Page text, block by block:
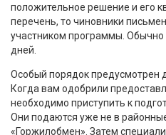
положительное решение и его
перечень, то чиновники
участником программы. Обычно
дней.
Особый порядок предусмотрен
Когда вам одобрили
необходимо приступить к
Они подаются уже не в
«Горжилобмен». Затем